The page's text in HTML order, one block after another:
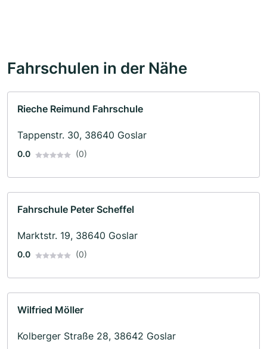
Fahrschulen in der Nähe
Rieche Reimund Fahrschule
Tappenstr. 30, 38640 Goslar
0.0 (0)
Fahrschule Peter Scheffel
Marktstr. 19, 38640 Goslar
0.0 (0)
Wilfried Möller
Kolberger Straße 28, 38642 Goslar